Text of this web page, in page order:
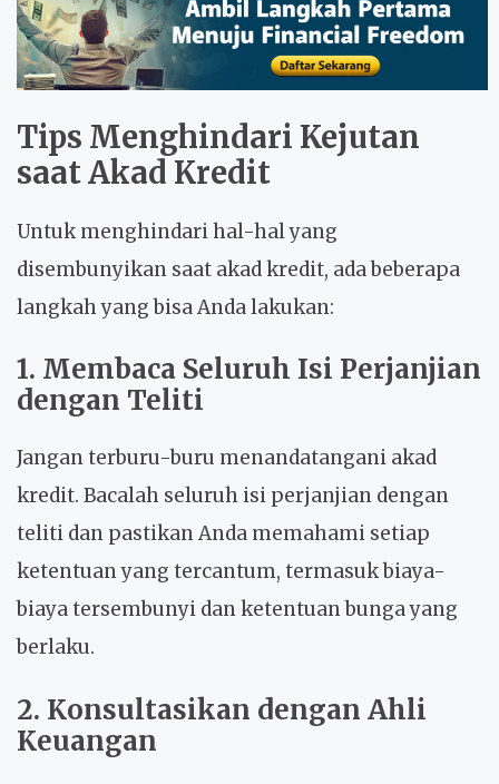
Tips Menghindari Kejutan
saat Akad Kredit
Untuk menghindari hal-hal yang
disembunyikan saat akad kredit, ada beberapa
langkah yang bisa Anda lakukan:
1. Membaca Seluruh Isi Perjanjian
dengan Teliti
Jangan terburu-buru menandatangani akad
kredit. Bacalah seluruh isi perjanjian dengan
teliti dan pastikan Anda memahami setiap
ketentuan yang tercantum, termasuk biaya-
biaya tersembunyi dan ketentuan bunga yang
berlaku.
2. Konsultasikan dengan Ahli
Keuangan